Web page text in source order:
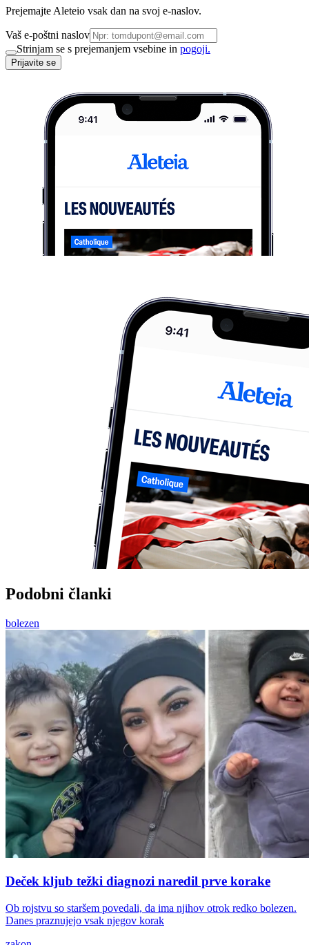
Prejemajte Aleteio vsak dan na svoj e-naslov.
Vaš e-poštni naslov
Strinjam se s prejemanjem vsebine in pogoji.
Prijavite se
Podobni članki
bolezen
Deček kljub težki diagnozi naredil prve korake
Ob rojstvu so staršem povedali, da ima njihov otrok redko bolezen.
Danes praznujejo vsak njegov korak